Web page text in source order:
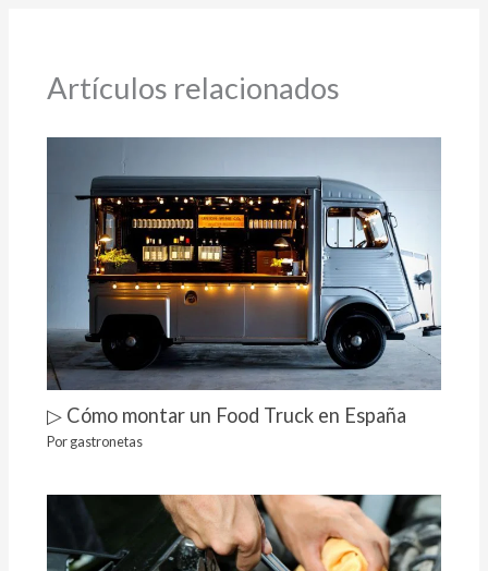
Artículos relacionados
▷ Cómo montar un Food Truck en España
Porgastronetas